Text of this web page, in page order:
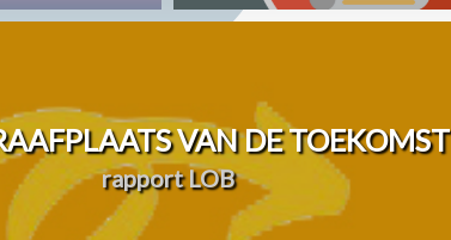
VAN DE TOEKOMST
rapport LOB